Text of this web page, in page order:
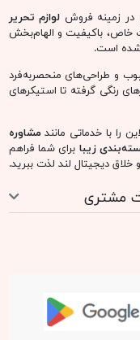
در زمینه فروش لوازم تحریر
خاص، باکیفیت و الهام‌بخش
شده است.
و طراحی‌های منحصربه‌فرد
رنگی گرفته تا استیکرهای
را با خدماتی مانندمشاوره
زیبا برای شما فراهم
خلاق دیجیتال لند لذت ببرید.
مشتری